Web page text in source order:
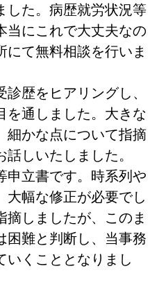
した。病歴就労状況等
当にこれで大丈夫なの
にて無料相談を行いま
歴をヒアリングし、
を通しました。大きな
細かな点について指摘
しいたしました。
立書です。時系列や
大幅な修正が必要でし
摘しましたが、このま
困難と判断し、当事務
いくこととなりまし